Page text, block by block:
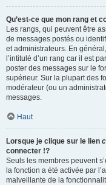
Qu’est-ce que mon rang et
Les rangs, qui peuvent être
de messages postés ou
et administrateurs. En
l’intitulé d’un rang car il est
poster des messages sur le
supérieur. Sur la plupart des
modérateur (ou un
messages.
Haut
Lorsque je clique sur le lien
connecter !?
Seuls les membres peuvent
la fonction a été activée par
malveillante de la